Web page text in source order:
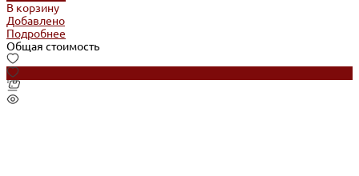
В корзину
Добавлено
Подробнее
Общая стоимость